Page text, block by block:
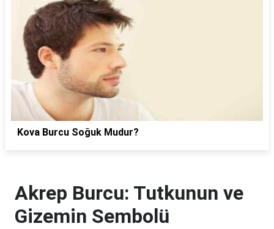
Kova Burcu Soğuk Mudur?
Akrep Burcu: Tutkunun ve
Gizemin Sembolü